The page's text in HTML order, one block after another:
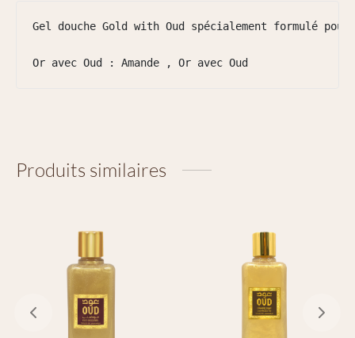
Gel douche Gold with Oud spécialement formulé
Or avec Oud : Amande , Or avec Oud
Produits similaires